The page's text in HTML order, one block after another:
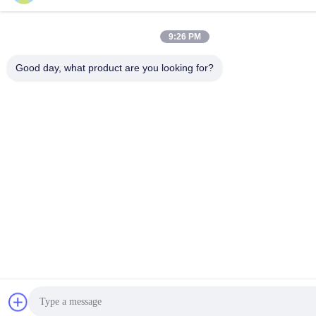
9:26 PM
Good day, what product are you looking for?